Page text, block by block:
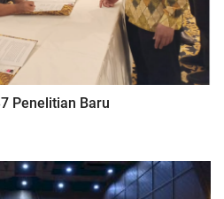
Penelitian Baru